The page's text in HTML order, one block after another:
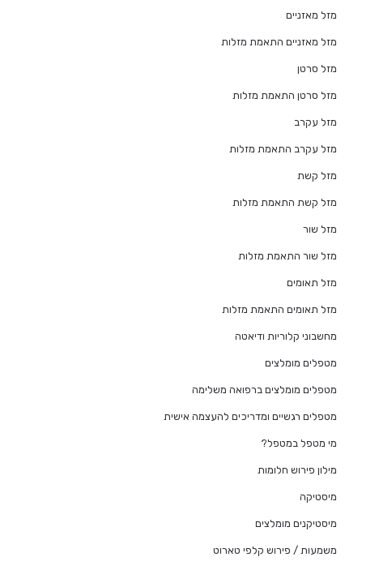
מזל מאזניים
מזל מאזניים התאמת מזלות
מזל סרטן
מזל סרטן התאמת מזלות
מזל עקרב
מזל עקרב התאמת מזלות
מזל קשת
מזל קשת התאמת מזלות
מזל שור
מזל שור התאמת מזלות
מזל תאומים
מזל תאומים התאמת מזלות
מחשבוני קלוריות ודיאטה
מטפלים מומלצים
מטפלים מומלצים ברפואה משלימה
מטפלים רגשיים ומדריכים להעצמה אישית
מי מטפל במטפל?
מילון פירוש חלומות
מיסטיקה
מיסטיקנים מומלצים
משמעות / פירוש קלפי טארוט